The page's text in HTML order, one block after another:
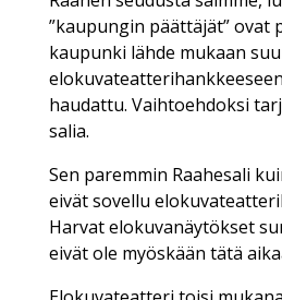
”kaupungin päättäjät” ovat
kaupunki lähde mukaan
haudattu. Vaihtoehdoksi
salia.
Sen paremmin Raahesali
eivät sovellu
Harvat elokuvanäytökset
eivät ole myöskään tätä